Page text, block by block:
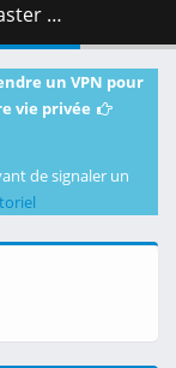
MB )
un VPN pour
vie privée
de signaler un